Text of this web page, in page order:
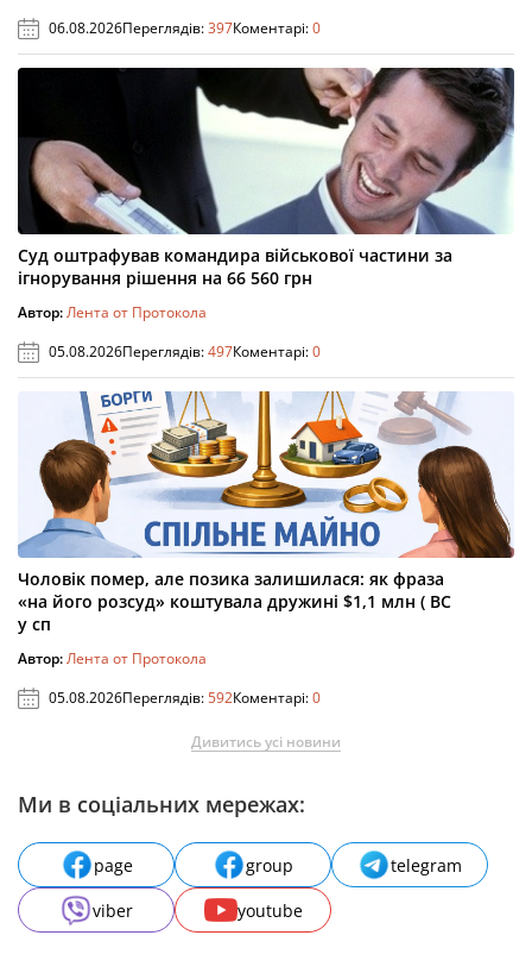
06.08.2026Переглядів:397Коментарі:0
Суд оштрафував командира військової частини за
ігнорування рішення на 66 560 грн
Автор:Лента от Протокола
05.08.2026Переглядів:497Коментарі:0
Чоловік помер, але позика залишилася: як фраза
«на його розсуд» коштувала дружині $1,1 млн ( ВС
у сп
Автор:Лента от Протокола
05.08.2026Переглядів:592Коментарі:0
Дивитись усі новини
Ми в соціальних мережах:
page group
telegram
viber
youtube